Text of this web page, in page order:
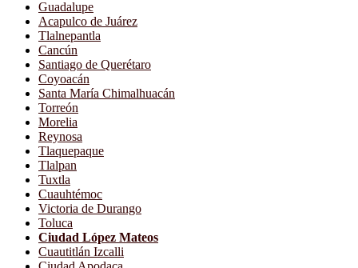
Guadalupe
Acapulco de Juárez
Tlalnepantla
Cancún
Santiago de Querétaro
Coyoacán
Santa María Chimalhuacán
Torreón
Morelia
Reynosa
Tlaquepaque
Tlalpan
Tuxtla
Cuauhtémoc
Victoria de Durango
Toluca
Ciudad López Mateos
Cuautitlán Izcalli